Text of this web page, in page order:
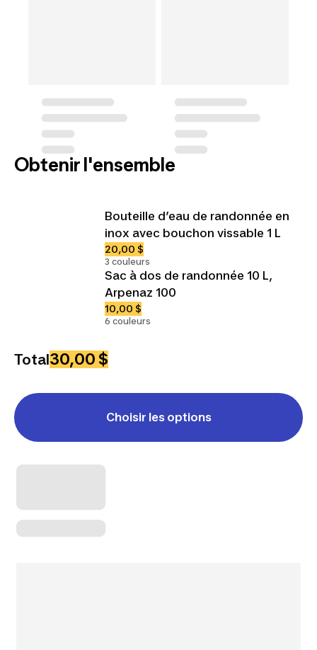
Obtenir l'ensemble
Bouteille d’eau de randonnée en
inox avec bouchon vissable 1 L
20,00 $
3 couleurs
Sac à dos de randonnée 10 L,
Arpenaz 100
10,00 $
6 couleurs
Total30,00 $
Choisir les options